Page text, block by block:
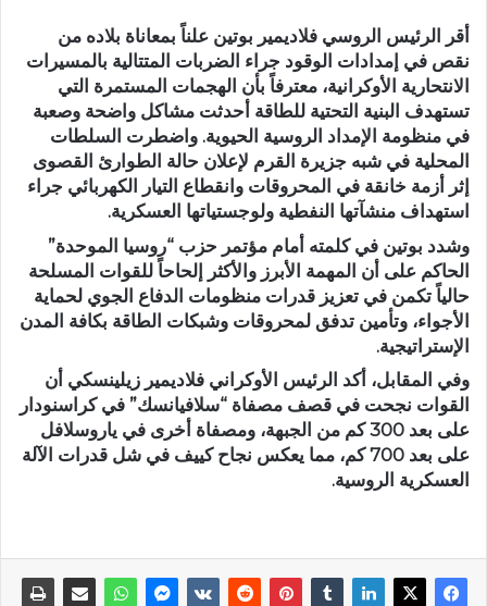
أقر الرئيس الروسي فلاديمير بوتين علناً بمعاناة بلاده من
نقص في إمدادات الوقود جراء الضربات المتتالية بالمسيرات
الانتحارية الأوكرانية، معترفاً بأن الهجمات المستمرة التي
تستهدف البنية التحتية للطاقة أحدثت مشاكل واضحة وصعبة
في منظومة الإمداد الروسية الحيوية. واضطرت السلطات
المحلية في شبه جزيرة القرم لإعلان حالة الطوارئ القصوى
إثر أزمة خانقة في المحروقات وانقطاع التيار الكهربائي جراء
استهداف منشآتها النفطية ولوجستياتها العسكرية.
وشدد بوتين في كلمته أمام مؤتمر حزب “روسيا الموحدة”
الحاكم على أن المهمة الأبرز والأكثر إلحاحاً للقوات المسلحة
حالياً تكمن في تعزيز قدرات منظومات الدفاع الجوي لحماية
الأجواء، وتأمين تدفق لمحروقات وشبكات الطاقة بكافة المدن
الإستراتيجية.
وفي المقابل، أكد الرئيس الأوكراني فلاديمير زيلينسكي أن
القوات نجحت في قصف مصفاة “سلافيانسك” في كراسنودار
على بعد 300 كم من الجبهة، ومصفاة أخرى في ياروسلافل
على بعد 700 كم، مما يعكس نجاح كييف في شل قدرات الآلة
العسكرية الروسية.